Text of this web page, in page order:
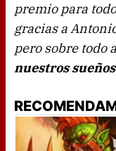
premio para
gracias a
pero sobre todo
nuestros